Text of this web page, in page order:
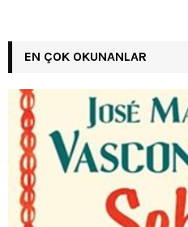
EN ÇOK OKUNANLAR